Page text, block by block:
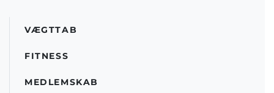
VÆGTTAB
FITNESS
MEDLEMSKAB